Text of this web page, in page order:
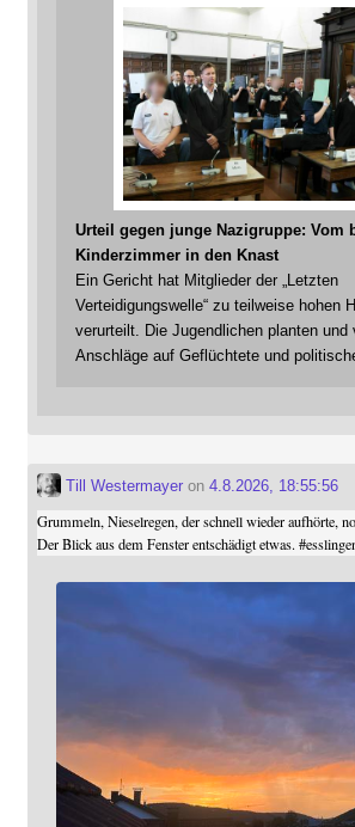
Urteil gegen junge Nazigruppe: Vom
Kinderzimmer in den Knast
Ein Gericht hat Mitglieder der „Letzten
Verteidigungswelle“ zu teilweise hohen
verurteilt. Die Jugendlichen planten und
Anschläge auf Geflüchtete und
Till Westermayeron 4.8.2026, 18:55:56
Grummeln, Nieselregen, der schnell wieder aufhörte,
Der Blick aus dem Fenster entschädigt etwas. #